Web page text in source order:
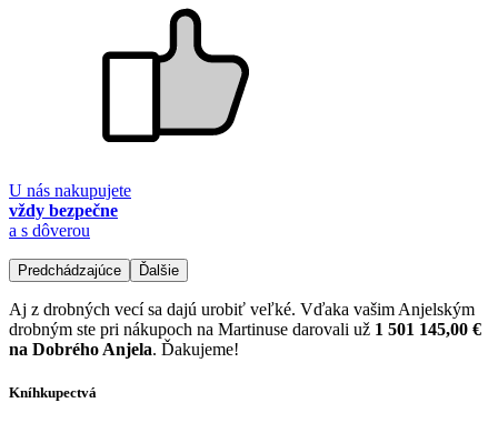
U nás nakupujete
vždy bezpečne
a s dôverou
Predchádzajúce Ďalšie
Aj z drobných vecí sa dajú urobiť veľké. Vďaka vašim Anjelským
drobným ste pri nákupoch na Martinuse darovali už 1 501 145,00 €
na Dobrého Anjela. Ďakujeme!
Kníhkupectvá